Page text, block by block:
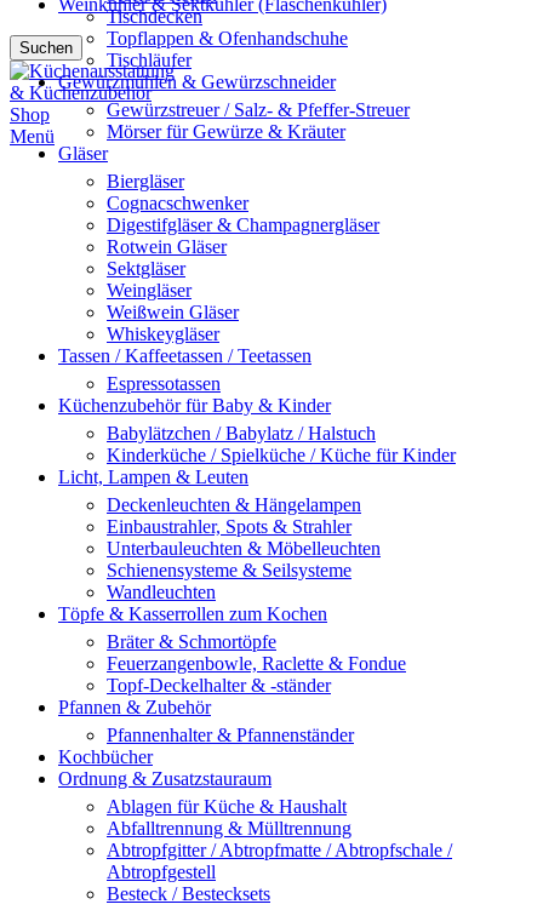
Weinkühler & Sektkühler (Flaschenkühler)
Suchen
Menü
Tischdecken
Topflappen & Ofenhandschuhe
Tischläufer
Gewürzmühlen & Gewürzschneider
Gewürzstreuer / Salz- & Pfeffer-Streuer
Mörser für Gewürze & Kräuter
Gläser
Biergläser
Cognacschwenker
Digestifgläser & Champagnergläser
Rotwein Gläser
Sektgläser
Weingläser
Weißwein Gläser
Whiskeygläser
Tassen / Kaffeetassen / Teetassen
Espressotassen
Küchenzubehör für Baby & Kinder
Babylätzchen / Babylatz / Halstuch
Kinderküche / Spielküche / Küche für Kinder
Licht, Lampen & Leuten
Deckenleuchten & Hängelampen
Einbaustrahler, Spots & Strahler
Unterbauleuchten & Möbelleuchten
Schienensysteme & Seilsysteme
Wandleuchten
Töpfe & Kasserrollen zum Kochen
Bräter & Schmortöpfe
Feuerzangenbowle, Raclette & Fondue
Topf-Deckelhalter & -ständer
Pfannen & Zubehör
Pfannenhalter & Pfannenständer
Kochbücher
Ordnung & Zusatzstauraum
Ablagen für Küche & Haushalt
Abfalltrennung & Mülltrennung
Abtropfgitter / Abtropfmatte / Abtropfschale /
Abtropfgestell
Besteck / Bestecksets